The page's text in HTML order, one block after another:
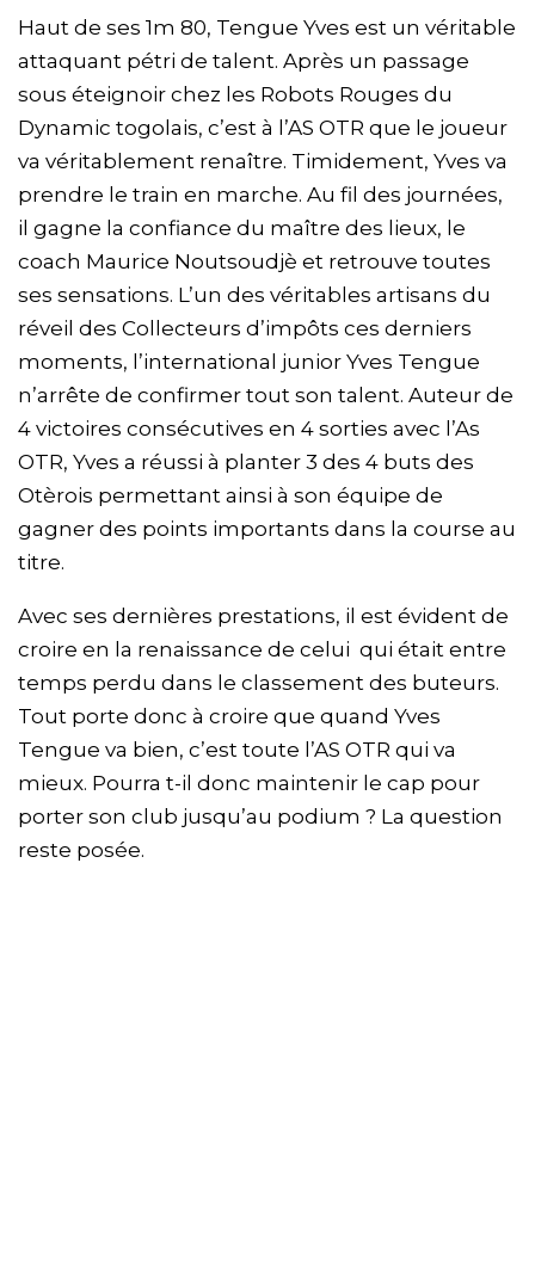
Haut de ses 1m 80, Tengue Yves est un véritable
attaquant pétri de talent. Après un passage
sous éteignoir chez les Robots Rouges du
Dynamic togolais, c’est à l’AS OTR que le joueur
va véritablement renaître. Timidement, Yves va
prendre le train en marche. Au fil des journées,
il gagne la confiance du maître des lieux, le
coach Maurice Noutsoudjè et retrouve toutes
ses sensations. L’un des véritables artisans du
réveil des Collecteurs d’impôts ces derniers
moments, l’international junior Yves Tengue
n’arrête de confirmer tout son talent. Auteur de
4 victoires consécutives en 4 sorties avec l’As
OTR, Yves a réussi à planter 3 des 4 buts des
Otèrois permettant ainsi à son équipe de
gagner des points importants dans la course au
titre.
Avec ses dernières prestations, il est évident de
croire en la renaissance de celui qui était entre
temps perdu dans le classement des buteurs.
Tout porte donc à croire que quand Yves
Tengue va bien, c’est toute l’AS OTR qui va
mieux. Pourra t-il donc maintenir le cap pour
porter son club jusqu’au podium ? La question
reste posée.